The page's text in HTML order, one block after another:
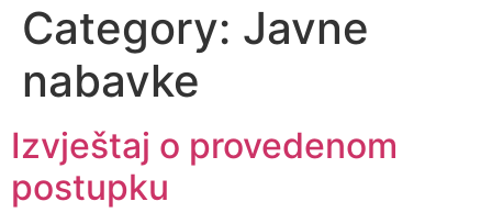
Category: Javne
nabavke
Izvještaj o provedenom
postupku